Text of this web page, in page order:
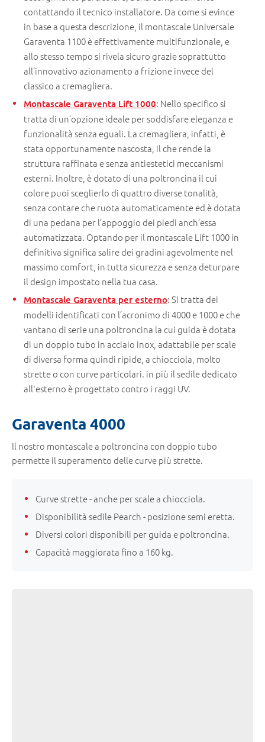
contattando il tecnico installatore. Da come si evince
in base a questa descrizione, il montascale Universale
Garaventa 1100 è effettivamente multifunzionale, e
allo stesso tempo si rivela sicuro grazie soprattutto
all’innovativo azionamento a frizione invece del
classico a cremagliera.
Montascale Garaventa Lift 1000: Nello specifico si
tratta di un’opzione ideale per soddisfare eleganza e
funzionalità senza eguali. La cremagliera, infatti, è
stata opportunamente nascosta, il che rende la
struttura raffinata e senza antiestetici meccanismi
esterni. Inoltre, è dotato di una poltroncina il cui
colore puoi sceglierlo di quattro diverse tonalità,
senza contare che ruota automaticamente ed è dotata
di una pedana per l’appoggio dei piedi anch’essa
automatizzata. Optando per il montascale Lift 1000 in
definitiva significa salire dei gradini agevolmente nel
massimo comfort, in tutta sicurezza e senza deturpare
il design impostato nella tua casa.
Montascale Garaventa per esterno: Si tratta dei
modelli identificati con l’acronimo di 4000 e 1000 e che
vantano di serie una poltroncina la cui guida è dotata
di un doppio tubo in acciaio inox, adattabile per scale
di diversa forma quindi ripide, a chiocciola, molto
strette o con curve particolari. in più il sedile dedicato
all'esterno è progettato contro i raggi UV.
Garaventa 4000
Il nostro montascale a poltroncina con doppio tubo
permette il superamento delle curve più strette.
Curve strette - anche per scale a chiocciola.
Disponibilità sedile Pearch - posizione semi eretta.
Diversi colori disponibili per guida e poltroncina.
Capacità maggiorata fino a 160 kg.